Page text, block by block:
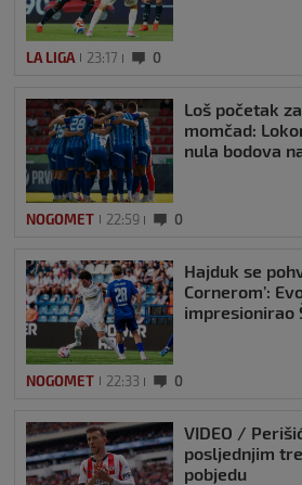
LA LIGA 23:17 0
Loš početak
momčad:
nula bodova
NOGOMET 22:59 0
Hajduk se
Cornerom’:
impresionirao
NOGOMET 22:33 0
VIDEO /
posljednjim
pobjedu